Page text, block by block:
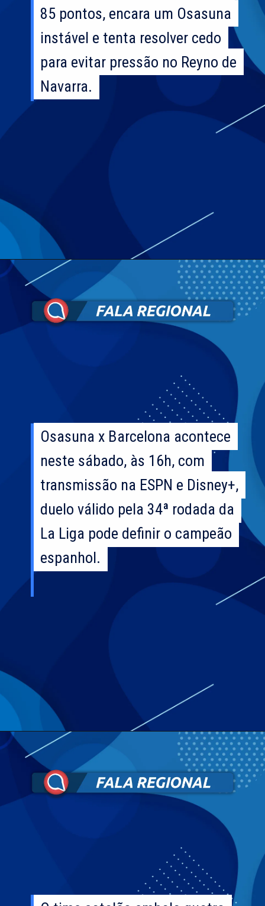
85 pontos, encara um Osasuna
instável e tenta resolver cedo
para evitar pressão no Reyno de
Navarra.
85 pontos, encara um Osasuna
instável e tenta resolver cedo
para evitar pressão no Reyno de
Navarra.
Osasuna x Barcelona acontece
neste sábado, às 16h, com
transmissão na ESPN e Disney+,
duelo válido pela 34ª rodada da
La Liga pode definir o campeão
espanhol.
Osasuna x Barcelona acontece
neste sábado, às 16h, com
transmissão na ESPN e Disney+,
duelo válido pela 34ª rodada da
La Liga pode definir o campeão
espanhol.